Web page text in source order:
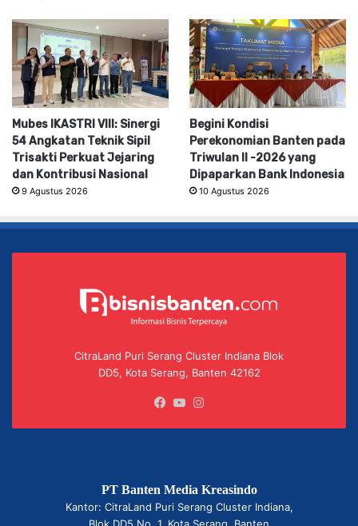
Mubes IKASTRI VIII: Sinergi
54 Angkatan Teknik Sipil
Trisakti Perkuat Jejaring
dan Kontribusi Nasional
9 Agustus 2026
Begini Kondisi
Perekonomian Banten pada
Triwulan II -2026 yang
Dipaparkan Bank Indonesia
10 Agustus 2026
CitraLand Puri Serang Cluster Indiana Blok
DD5, Kota Serang, Banten 42162
Facebook
YouTube
PT Banten Media Kreasindo
Kantor: CitraLand Puri Serang Cluster Indiana,